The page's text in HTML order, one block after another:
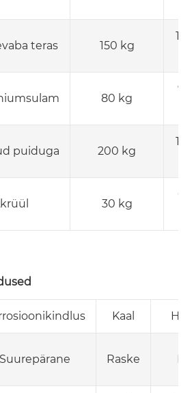
teras 150 kg
80 kg
puiduga 200 kg
30 kg
Kaal
Suurepärane Raske